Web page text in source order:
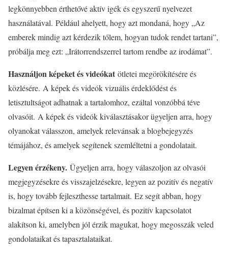
legkönnyebben érthetővé aktív igék és egyszerű nyelvezet
használatával. Például ahelyett, hogy azt mondaná, hogy „Az
emberek mindig azt kérdezik tőlem, hogyan tudok rendet tartani”,
próbálja meg ezt: „Irátorrendszerrel tartom rendbe az irodámat”.
Használjon képeket és videókat ötletei megörökítésére és
közlésére. A képek és videók vizuális érdeklődést és
letisztultságot adhatnak a tartalomhoz, ezáltal vonzóbbá téve
olvasóit. A képek és videók kiválasztásakor ügyeljen arra, hogy
olyanokat válasszon, amelyek relevánsak a blogbejegyzés
témájához, és amelyek segítenek szemléltetni a gondolatait.
Legyen érzékeny. Ügyeljen arra, hogy válaszoljon az olvasói
megjegyzésekre és visszajelzésekre, legyen az pozitív és negatív
is, hogy tovább fejleszthesse tartalmait. Ez segít abban, hogy
bizalmat építsen ki a közönségével, és pozitív kapcsolatot
alakítson ki, amelyben jól érzik magukat, hogy megosszák veled
gondolataikat és tapasztalataikat.